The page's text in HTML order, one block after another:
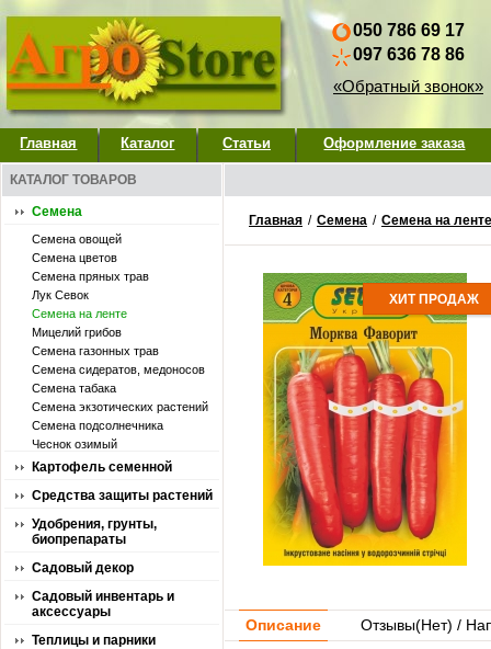
050 786 69 17
097 636 78 86
«Обратный звонок»
Главная Каталог Статьи Оформление заказа
КАТАЛОГ ТОВАРОВ
Семена
Семена овощей
Семена цветов
Семена пряных трав
Лук Севок
Семена на ленте
Мицелий грибов
Семена газонных трав
Семена сидератов, медоносов
Семена табака
Семена экзотических растений
Семена подсолнечника
Чеснок озимый
Картофель семенной
Средства защиты растений
Удобрения, грунты,
биопрепараты
Садовый декор
Садовый инвентарь и
аксессуары
Теплицы и парники
Главная / Семена / Семена на ленте
ХИТ ПРОДАЖ
Описание Отзывы(Нет) /